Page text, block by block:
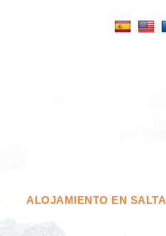
ALOJAMIENTO EN SALTA